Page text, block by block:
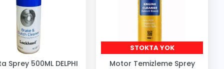
Sprey 500ML DELPHI
STOKTA YOK
Motor Temizleme Sprey